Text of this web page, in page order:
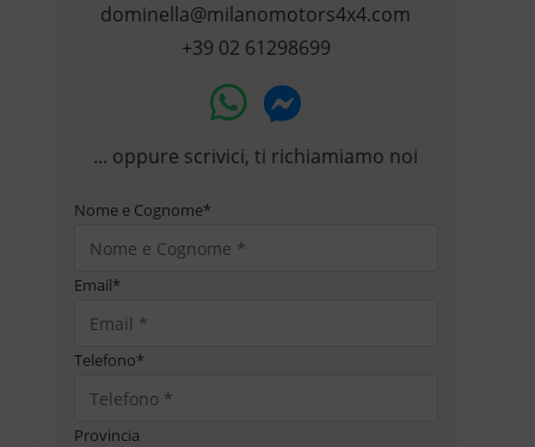
dominella@milanomotors4x4.com
+39 02 61298699
... oppure scrivici, ti richiamiamo noi
Nome e Cognome*
Email*
Telefono*
Provincia